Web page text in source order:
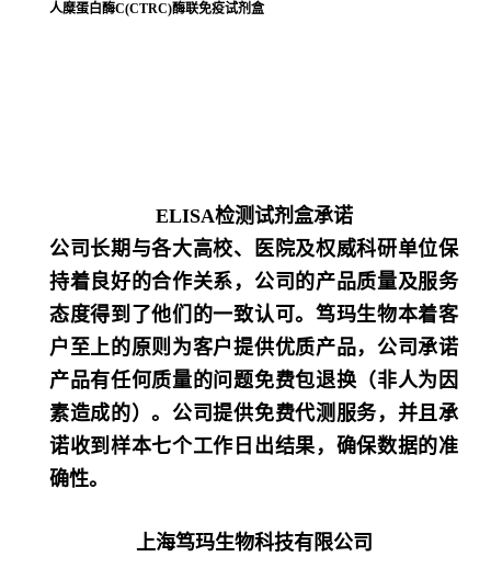
人糜蛋白酶C(CTRC)酶联免疫试剂盒
ELISA检测试剂盒承诺
公司长期与各大高校、医院及权威科研单位保
持着良好的合作关系，公司的产品质量及服务
态度得到了他们的一致认可。笃玛生物本着客
户至上的原则为客户提供优质产品，公司承诺
产品有任何质量的问题免费包退换（非人为因
素造成的）。公司提供免费代测服务，并且承
诺收到样本七个工作日出结果，确保数据的准
确性。
上海笃玛生物科技有限公司